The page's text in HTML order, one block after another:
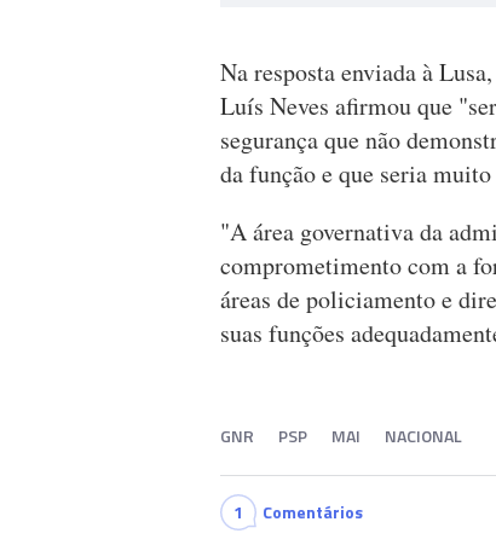
Na resposta enviada à
Luís Neves afirmou que
segurança que não
da função e que seria
"A área governativa da
comprometimento com a
áreas de policiamento e
suas funções
GNR PSP MAI NACIONAL
1 Comentários